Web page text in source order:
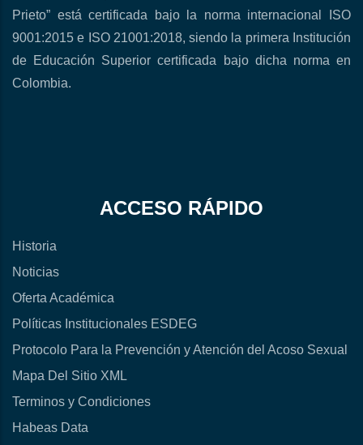
Prieto” está certificada bajo la norma internacional ISO
9001:2015 e ISO 21001:2018, siendo la primera Institución
de Educación Superior certificada bajo dicha norma en
Colombia.
ACCESO RÁPIDO
Historia
Noticias
Oferta Académica
Políticas Institucionales ESDEG
Protocolo Para la Prevención y Atención del Acoso Sexual
Mapa Del Sitio XML
Terminos y Condiciones
Habeas Data